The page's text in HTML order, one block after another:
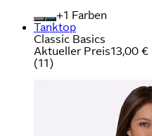
+
Farben
Tanktop
Classic Basics
Aktueller Preis13,00 €
(11)